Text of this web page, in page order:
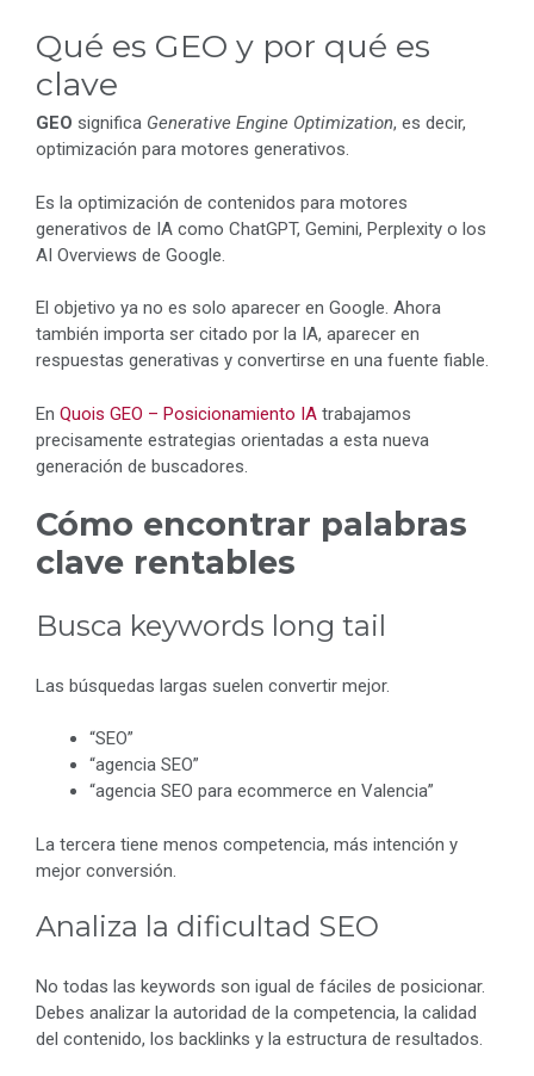
Qué es GEO y por qué es
clave
GEO significa Generative Engine Optimization, es decir,
optimización para motores generativos.
Es la optimización de contenidos para motores
generativos de IA como ChatGPT, Gemini, Perplexity o los
AI Overviews de Google.
El objetivo ya no es solo aparecer en Google. Ahora
también importa ser citado por la IA, aparecer en
respuestas generativas y convertirse en una fuente fiable.
En Quois GEO – Posicionamiento IA trabajamos
precisamente estrategias orientadas a esta nueva
generación de buscadores.
Cómo encontrar palabras
clave rentables
Busca keywords long tail
Las búsquedas largas suelen convertir mejor.
“SEO”
“agencia SEO”
“agencia SEO para ecommerce en Valencia”
La tercera tiene menos competencia, más intención y
mejor conversión.
Analiza la dificultad SEO
No todas las keywords son igual de fáciles de posicionar.
Debes analizar la autoridad de la competencia, la calidad
del contenido, los backlinks y la estructura de resultados.